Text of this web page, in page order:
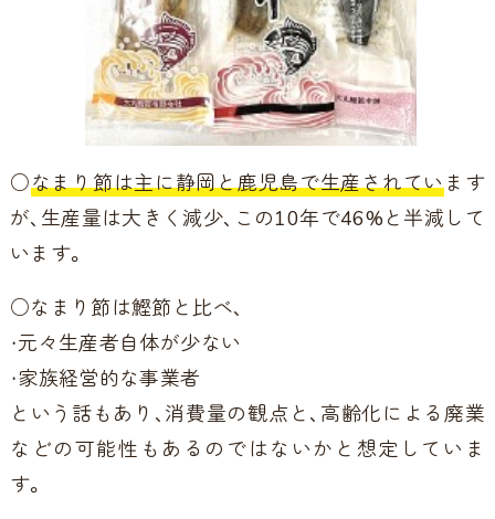
○なまり節は主に静岡と鹿児島で生産されています
が、生産量は大きく減少、この10年で46%と半減して
います。
○なまり節は鰹節と比べ、
・元々生産者自体が少ない
・家族経営的な事業者
という話もあり、消費量の観点と、高齢化による廃業
などの可能性もあるのではないかと想定していま
す。